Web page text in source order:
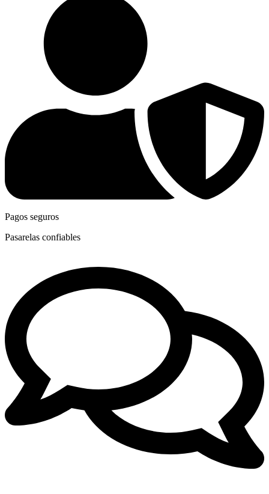
Pagos seguros
Pasarelas confiables